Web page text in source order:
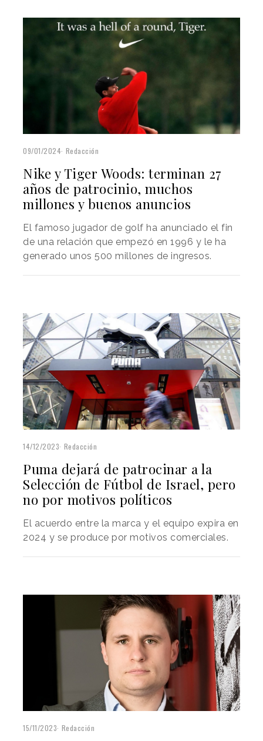
09/01/2024 Redacción
Nike y Tiger Woods: terminan 27
años de patrocinio, muchos
millones y buenos anuncios
El famoso jugador de golf ha anunciado el fin
de una relación que empezó en 1996 y le ha
generado unos 500 millones de ingresos.
14/12/2023 Redacción
Puma dejará de patrocinar a la
Selección de Fútbol de Israel, pero
no por motivos políticos
El acuerdo entre la marca y el equipo expira en
2024 y se produce por motivos comerciales.
15/11/2023 Redacción